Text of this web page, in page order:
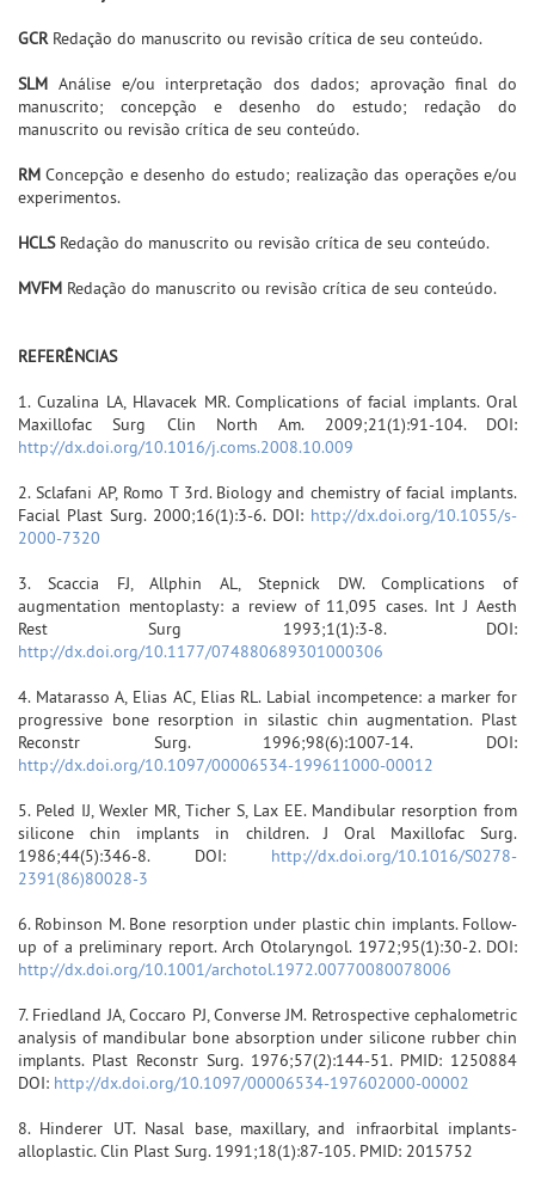
GCRRedação do manuscrito ou revisão crítica de seu conteúdo.
SLM Análise e/ou interpretação dos dados; aprovação final do
manuscrito; concepção e desenho do estudo; redação do
manuscrito ou revisão crítica de seu conteúdo.
RM Concepção e desenho do estudo; realização das operações e/ou
experimentos.
HCLSRedação do manuscrito ou revisão crítica de seu conteúdo.
MVFM Redação do manuscrito ou revisão crítica de seu conteúdo.
REFERÊNCIAS
1. Cuzalina LA, Hlavacek MR. Complications of facial implants. Oral
Maxillofac Surg Clin North Am. 2009;21(1):91-104. DOI:
http://dx.doi.org/10.1016/j.coms.2008.10.009
2. Sclafani AP, Romo T 3rd. Biology and chemistry of facial implants.
Facial Plast Surg. 2000;16(1):3-6. DOI: http://dx.doi.org/10.1055/s-
2000-7320
3. Scaccia FJ, Allphin AL, Stepnick DW. Complications of
augmentation mentoplasty: a review of 11,095 cases. Int J Aesth
Rest Surg 1993;1(1):3-8. DOI:
http://dx.doi.org/10.1177/074880689301000306
4. Matarasso A, Elias AC, Elias RL. Labial incompetence: a marker for
progressive bone resorption in silastic chin augmentation. Plast
Reconstr Surg. 1996;98(6):1007-14. DOI:
http://dx.doi.org/10.1097/00006534-199611000-00012
5. Peled IJ, Wexler MR, Ticher S, Lax EE. Mandibular resorption from
silicone chin implants in children. J Oral Maxillofac Surg.
1986;44(5):346-8. DOI: http://dx.doi.org/10.1016/S0278-
2391(86)80028-3
6. Robinson M. Bone resorption under plastic chin implants. Follow-
up of a preliminary report. Arch Otolaryngol. 1972;95(1):30-2. DOI:
http://dx.doi.org/10.1001/archotol.1972.00770080078006
7. Friedland JA, Coccaro PJ, Converse JM. Retrospective cephalometric
analysis of mandibular bone absorption under silicone rubber chin
implants. Plast Reconstr Surg. 1976;57(2):144-51. PMID: 1250884
DOI: http://dx.doi.org/10.1097/00006534-197602000-00002
8. Hinderer UT. Nasal base, maxillary, and infraorbital implants-
alloplastic. Clin Plast Surg. 1991;18(1):87-105. PMID: 2015752